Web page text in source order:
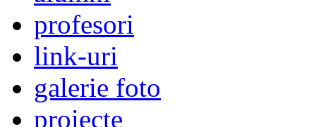
profesori
link-uri
galerie foto
proiecte